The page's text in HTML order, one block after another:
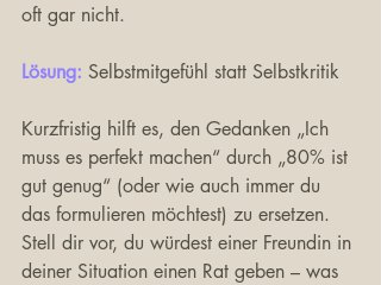
oft gar nicht.
Lösung: Selbstmitgefühl statt Selbstkritik
Kurzfristig hilft es, den Gedanken „Ich
muss es perfekt machen“ durch „80% ist
gut genug“ (oder wie auch immer du
das formulieren möchtest) zu ersetzen.
Stell dir vor, du würdest einer Freundin in
deiner Situation einen Rat geben – was